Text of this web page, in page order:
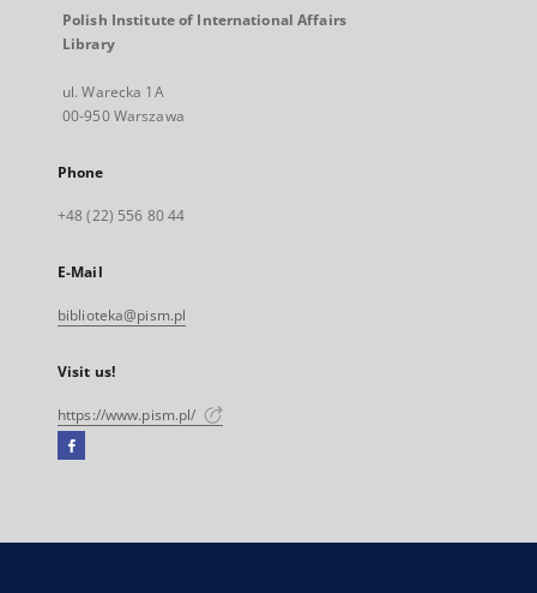
Polish Institute of International Affairs
Library
ul. Warecka 1A
00-950 Warszawa
Phone
+48 (22) 556 80 44
E-Mail
biblioteka@pism.pl
Visit us!
https://www.pism.pl/
Facebook
open